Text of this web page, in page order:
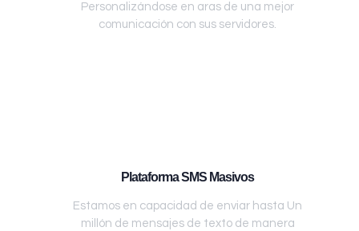
Personalizándose en aras de una mejor
comunicación con sus servidores.
Plataforma SMS Masivos
Estamos en capacidad de enviar hasta Un
millón de mensajes de texto de manera